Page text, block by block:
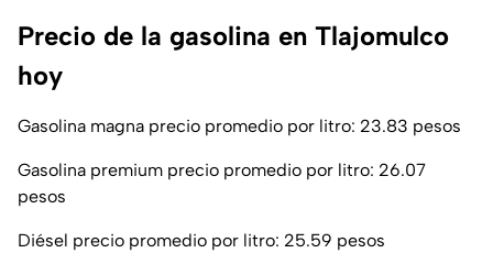
Precio de la gasolina en Tlajomulco
hoy
Gasolina magna precio promedio por litro: 23.83 pesos
Gasolina premium precio promedio por litro: 26.07
pesos
Diésel precio promedio por litro: 25.59 pesos